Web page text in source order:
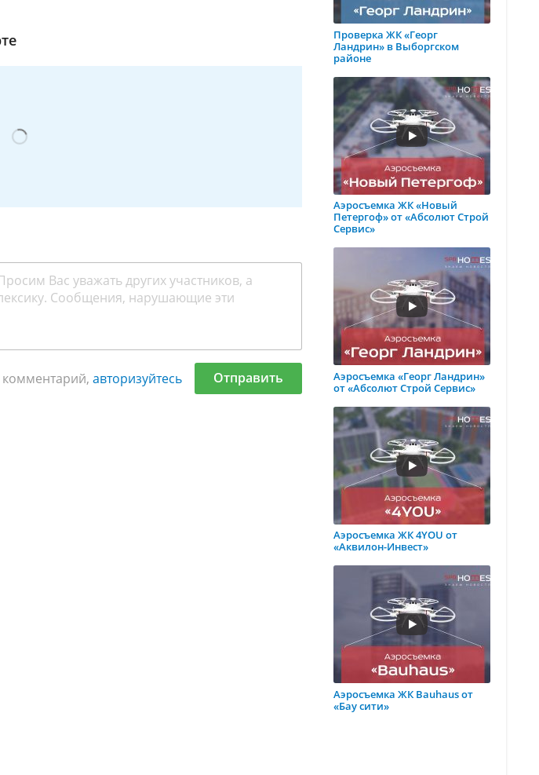
авторизуйтесь Отправить
Проверка ЖК «Георг
Ландрин» в Выборгском
районе
Аэросъемка ЖК «Новый
Петергоф» от «Абсолют Строй
Сервис»
Аэросъемка «Георг Ландрин»
от «Абсолют Строй Сервис»
Аэросъемка ЖК 4YOU от
«Аквилон-Инвест»
Аэросъемка ЖК Bauhaus от
«Бау сити»